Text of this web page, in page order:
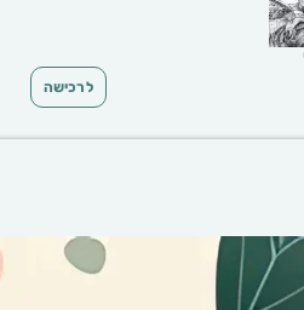
לרכישה